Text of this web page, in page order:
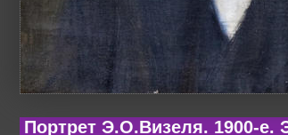
Портрет Э.О.Визеля. 1900-е.